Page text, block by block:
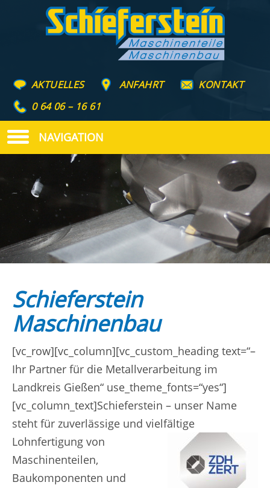
AKTUELLES ANFAHRT
KONTAKT
0 64 06 – 16 61
NAVIGATION
Schieferstein
Maschinenbau
[vc_row][vc_column][vc_custom_heading text=“–
Ihr Partner für die Metallverarbeitung im
Landkreis Gießen“ use_theme_fonts=“yes“]
[vc_column_text]Schieferstein – unser Name
steht für zuverlässige und vielfältige
Lohnfertigung von
Maschinenteilen,
Baukomponenten und